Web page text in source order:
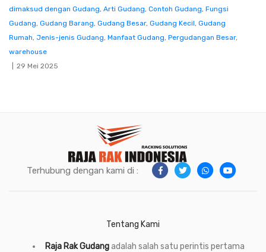
dimaksud dengan Gudang, Arti Gudang, Contoh Gudang, Fungsi
Gudang, Gudang Barang, Gudang Besar, Gudang Kecil, Gudang
Rumah, Jenis-jenis Gudang, Manfaat Gudang, Pergudangan Besar,
warehouse
29 Mei 2025
Terhubung dengan kami di :
Tentang Kami
Raja Rak Gudangadalah salah satu perintis pertama